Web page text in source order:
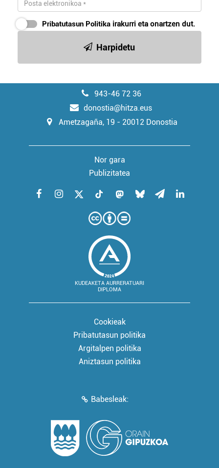
Pribatutasun Politika irakurri eta onartzen dut.
Harpidetu
943-46 72 36
donostia@hitza.eus
Ametzagaña, 19 - 20012 Donostia
Nor gara
Publizitatea
KUDEAKETA AURRERATUARI
DIPLOMA
Cookieak
Pribatutasun politika
Argitalpen politika
Aniztasun politika
Babesleak: